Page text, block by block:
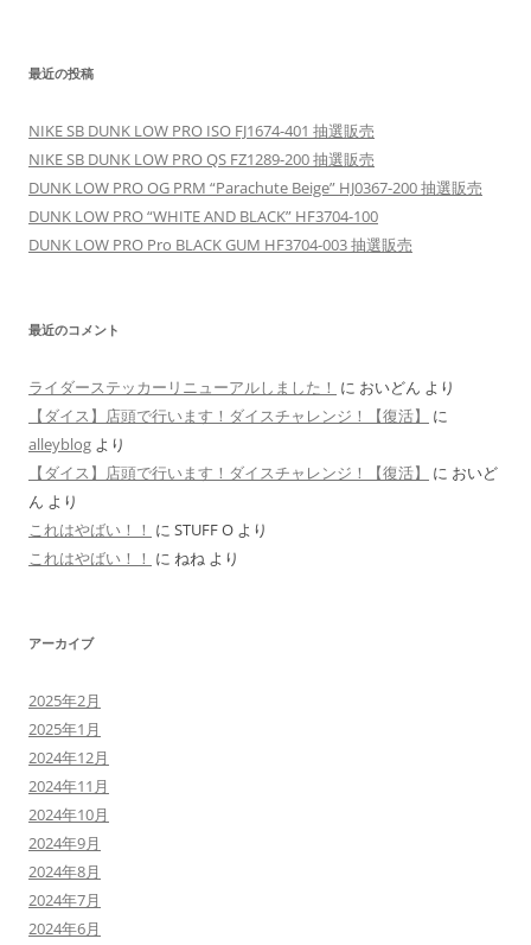
最近の投稿
NIKE SB DUNK LOW PRO ISO FJ1674-401 抽選販売
NIKE SB DUNK LOW PRO QS FZ1289-200 抽選販売
DUNK LOW PRO OG PRM “Parachute Beige” HJ0367-200 抽選販売
DUNK LOW PRO “WHITE AND BLACK” HF3704-100
DUNK LOW PRO Pro BLACK GUM HF3704-003 抽選販売
最近のコメント
ライダーステッカーリニューアルしました！ に おいどん より
【ダイス】店頭で行います！ダイスチャレンジ！【復活】
に
alleyblog より
【ダイス】店頭で行います！ダイスチャレンジ！【復活】
に おいど
ん より
これはやばい！！ に STUFF O より
これはやばい！！ に ねね より
アーカイブ
2025年2月
2025年1月
2024年12月
2024年11月
2024年10月
2024年9月
2024年8月
2024年7月
2024年6月